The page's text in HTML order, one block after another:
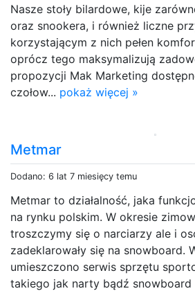
Nasze stoły bilardowe, kije
oraz snookera, i również liczne
korzystającym z nich pełen
oprócz tego maksymalizują
propozycji Mak Marketing
czołow... pokaż więcej »
Metmar
Dodano: 6 lat 7 miesięcy temu
Metmar to działalność, jaka
na rynku polskim. W okresie
troszczymy się o narciarzy ale i
zadeklarowały się na snowboard.
umieszczono serwis sprzętu
takiego jak narty bądź snowboard